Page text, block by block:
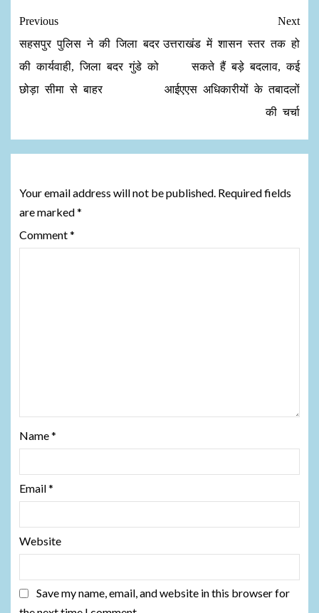
Previous
सहसपुर पुलिस ने की जिला बदर
की कार्यवाही, जिला बदर गुंडे को
छोड़ा सीमा से बाहर
Next
उत्तराखंड में शासन स्तर तक हो
सकते हैं बड़े बदलाव, कई
आईएएस अधिकारीयों के तबादलों
की चर्चा
Your email address will not be published. Required fields
are marked*
Comment*
Name*
Email*
Website
Save my name, email, and website in this browser for